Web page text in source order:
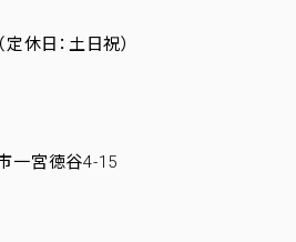
休日：土日祝）
一宮徳谷4-15